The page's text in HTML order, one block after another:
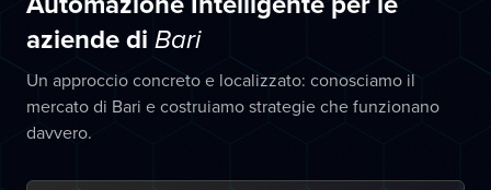
aziende di Bari
Un approccio concreto e localizzato: conosciamo il
mercato di Bari e costruiamo strategie che funzionano
davvero.